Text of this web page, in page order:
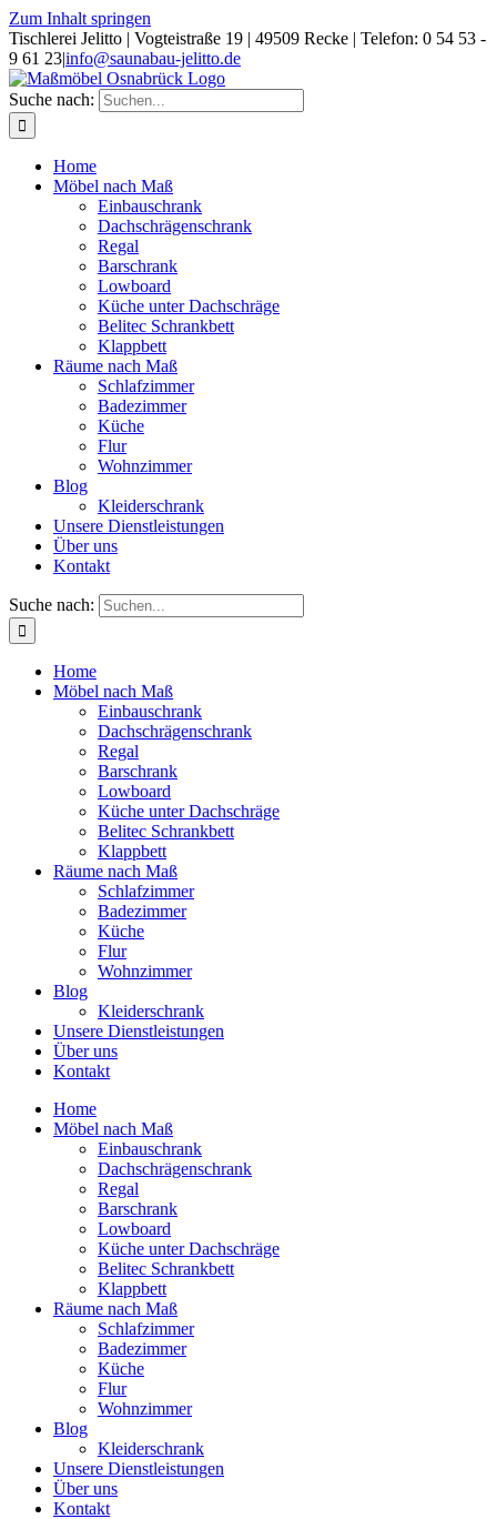
Zum Inhalt springen
Tischlerei Jelitto | Vogteistraße 19 | 49509 Recke | Telefon: 0 54 53 -
9 61 23|info@saunabau-jelitto.de
Suche nach:
Home
Möbel nach Maß
Einbauschrank
Dachschrägenschrank
Regal
Barschrank
Lowboard
Küche unter Dachschräge
Belitec Schrankbett
Klappbett
Räume nach Maß
Schlafzimmer
Badezimmer
Küche
Flur
Wohnzimmer
Blog
Kleiderschrank
Unsere Dienstleistungen
Über uns
Kontakt
Suche nach:
Home
Möbel nach Maß
Einbauschrank
Dachschrägenschrank
Regal
Barschrank
Lowboard
Küche unter Dachschräge
Belitec Schrankbett
Klappbett
Räume nach Maß
Schlafzimmer
Badezimmer
Küche
Flur
Wohnzimmer
Blog
Kleiderschrank
Unsere Dienstleistungen
Über uns
Kontakt
Home
Möbel nach Maß
Einbauschrank
Dachschrägenschrank
Regal
Barschrank
Lowboard
Küche unter Dachschräge
Belitec Schrankbett
Klappbett
Räume nach Maß
Schlafzimmer
Badezimmer
Küche
Flur
Wohnzimmer
Blog
Kleiderschrank
Unsere Dienstleistungen
Über uns
Kontakt